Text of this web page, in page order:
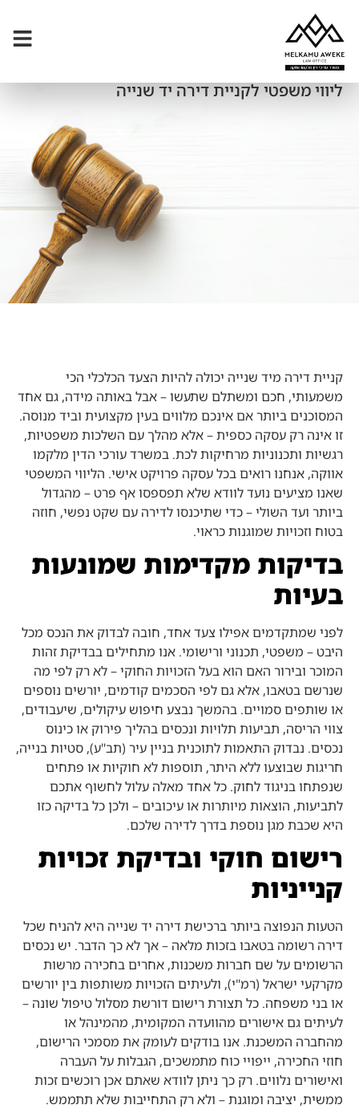
ליווי משפטי לקניית דירה יד שנייה
קניית דירה מיד שנייה יכולה להיות הצעד הכלכלי הכי
משמעותי, חכם ומשתלם שתעשו – אבל באותה מידה, גם אחד
המסוכנים ביותר אם אינכם מלווים בעין מקצועית וביד מנוסה.
זו אינה רק עסקה כספית – אלא מהלך עם השלכות משפטיות,
רגשיות ותכנוניות מרחיקות לכת. במשרד עורכי הדין מלקמו
אווקה, אנחנו רואים בכל עסקה פרויקט אישי. הליווי המשפטי
שאנו מציעים נועד לוודא שלא תפספסו אף פרט – מהגדול
ביותר ועד השולי – כדי שתיכנסו לדירה עם שקט נפשי, חוזה
בטוח וזכויות שמוגנות כראוי.
בדיקות מקדימות שמונעות
בעיות
לפני שמתקדמים אפילו צעד אחד, חובה לבדוק את הנכס מכל
היבט – משפטי, תכנוני ורישומי. אנו מתחילים בבדיקת זהות
המוכר ובירור האם הוא בעל הזכויות החוקי – לא רק לפי מה
שנרשם בטאבו, אלא גם לפי הסכמים קודמים, יורשים נוספים
או שותפים סמויים. בהמשך נבצע חיפוש עיקולים, שיעבודים,
צווי הריסה, תביעות תלויות ונכסים בהליך פירוק או כינוס
נכסים. נבדוק התאמות לתוכנית בניין עיר (תב"ע), סטיות בנייה,
חריגות שבוצעו ללא היתר, תוספות לא חוקיות או פתחים
שנפתחו בניגוד לחוק. כל אחד מאלה עלול לחשוף אתכם
לתביעות, הוצאות מיותרות או עיכובים – ולכן כל בדיקה כזו
היא שכבת מגן נוספת בדרך לדירה שלכם.
רישום חוקי ובדיקת זכויות
קנייניות
הטעות הנפוצה ביותר ברכישת דירה יד שנייה היא להניח שכל
דירה רשומה בטאבו בזכות מלאה – אך לא כך הדבר. יש נכסים
הרשומים על שם חברות משכנות, אחרים בחכירה מרשות
מקרקעי ישראל (רמ"י), ולעיתים הזכויות משותפות בין יורשים
או בני משפחה. כל תצורת רישום דורשת מסלול טיפול שונה –
לעיתים גם אישורים מהוועדה המקומית, מהמינהל או
מהחברה המשכנת. אנו בודקים לעומק את מסמכי הרישום,
חוזי החכירה, ייפויי כוח מתמשכים, הגבלות על העברה
ואישורים נלווים. רק כך ניתן לוודא שאתם אכן רוכשים זכות
ממשית, יציבה ומוגנת – ולא רק התחייבות שלא תתממש.